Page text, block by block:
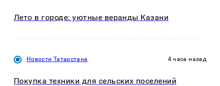
Лето в городе: уютные веранды Казани
Новости Татарстана 4 часа назад
Покупка техники для сельских поселений